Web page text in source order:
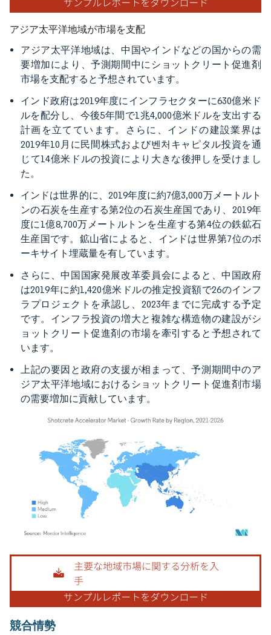
アジア太平洋地域が市場を支配
アジア太平洋地域は、中国やインドなどの国からの需
要増加により、予測期間中にショットクリート促進剤
市場を支配すると予想されています。
インド政府は2019年度にインフラセクターに630億米ド
ルを配分し、今後5年間で1兆4,000億米ドルを支出する
計画を立てています。さらに、インドの建設業界は
2019年10月に民間株式および벤처キャピタル投資を通
じて14億米ドルの投資により大きな後押しを受けまし
た。
インドは世界的に、2019年度に約7億3,000万メートルト
ンの石炭を生産する第2位の石炭生産国であり、2019年
度に1億8,700万メートルトンを生産する第4位の鉄鉱石
生産国です。鉱山省によると、インドは世界第7位のボ
ーキサイト埋蔵量を有しています。
さらに、中国国家発展改革委員会によると、中国政府
は2019年に約1,420億米ドルの推定投資額で26のインフ
ラプロジェクトを承認し、2023年までに完成する予定
です。インフラ投資の増大と複雑な構造物の建設がシ
ョットクリート促進剤の市場を牽引すると予想されて
います。
上記の要因と政府の支援が相まって、予測期間中のア
ジア太平洋地域におけるショットクリート促進剤市場
の需要増加に貢献しています。
画像 © Mordor Intelligence。再利用にはCC BY 4.0の表示が必要です。
競合情勢